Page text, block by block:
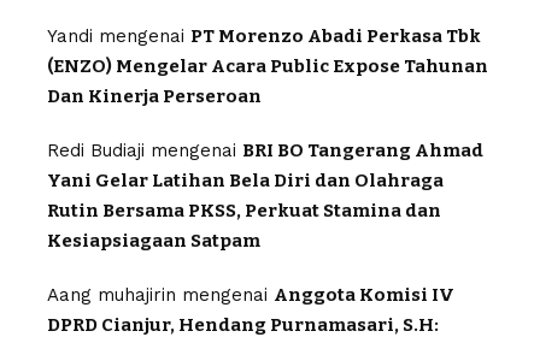
Yandi mengenai PT Morenzo Abadi Perkasa Tbk
(ENZO) Mengelar Acara Public Expose Tahunan
Dan Kinerja Perseroan
Redi Budiaji mengenai BRI BO Tangerang Ahmad
Yani Gelar Latihan Bela Diri dan Olahraga
Rutin Bersama PKSS, Perkuat Stamina dan
Kesiapsiagaan Satpam
Aang muhajirin mengenai Anggota Komisi IV
DPRD Cianjur, Hendang Purnamasari, S.H: